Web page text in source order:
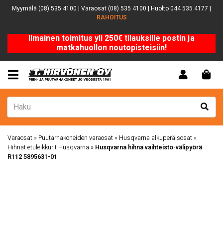
Myymälä (08) 535 4100 | Varaosat (08) 535 4100 | Huolto 044 535 4177 |
RAHOITUS
Ilmainen toimitus yli 250€ tilauksille postin ja
matkahuollon noutopisteisiin!
Varaosat » Puutarhakoneiden varaosat » Husqvarna alkuperäisosat »
Hihnat etuleikkurit Husqvarna » Husqvarna hihna vaihteisto-välipyörä
R112 5895631-01